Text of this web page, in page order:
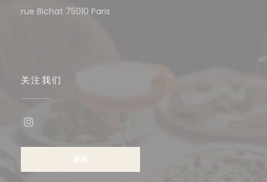
rue Bichat 75010 Paris
关注我们
Instagram ((在新窗口中打开))
通讯